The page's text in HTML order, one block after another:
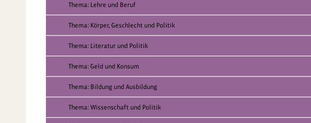
Thema: Lehre und Beruf
Thema: Körper, Geschlecht und Politik
Thema: Literatur und Politik
Thema: Geld und Konsum
Thema: Bildung und Ausbildung
Thema: Wissenschaft und Politik